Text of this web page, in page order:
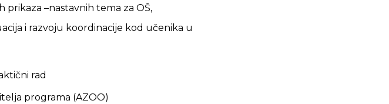
–nastavnih tema za OŠ,
i razvoju koordinacije kod učenika u
rad
programa (AZOO)